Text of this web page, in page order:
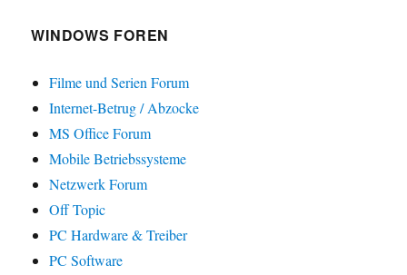
WINDOWS FOREN
Filme und Serien Forum
Internet-Betrug / Abzocke
MS Office Forum
Mobile Betriebssysteme
Netzwerk Forum
Off Topic
PC Hardware & Treiber
PC Software